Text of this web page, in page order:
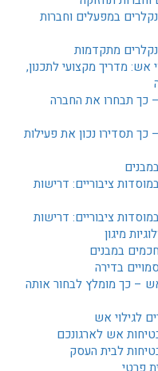
במפעלים וחברות
מתקדמות
אש: מדריך מקצועי לתכנון,
כך תבחרו את החברה
תסדירו נכון את פעילות
ציבוריים: דרישות
ציבוריים: דרישות
מיגון
במבנים
בדירה
– כך מומלץ לבחור אותה
לגילוי אש
אש לארגונכם
לבית העסק